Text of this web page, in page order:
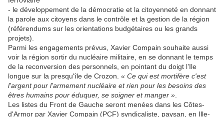
- le développement de la démocratie et la citoyenneté en donnant
la parole aux citoyens dans le contrôle et la gestion de la région
(référendums sur les orientations budgétaires ou les grands
projets).
Parmi les engagements prévus, Xavier Compain souhaite aussi
voir la région sortir du nucléaire militaire, en se donnant le temps
de la reconversion des personnels, en pointant du doigt l’Ile
longue sur la presqu'île de Crozon. « Ce qui est mortifère c'est
l'argent pour l'armement nucléaire et rien pour les besoins des
êtres humains pour éduquer, se soigner et manger »
Les listes du Front de Gauche seront menées dans les Côtes-
d'Armor par Xavier Compain (PCF) syndicaliste, paysan, en Ille-